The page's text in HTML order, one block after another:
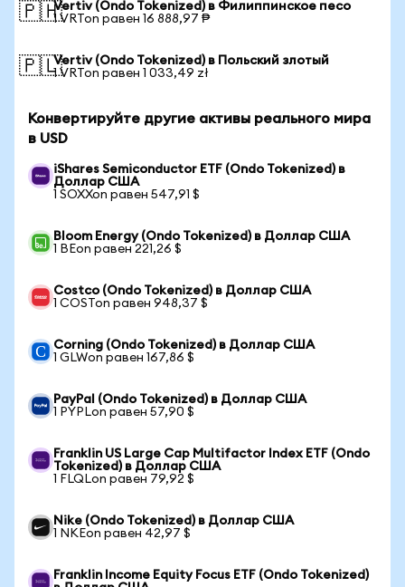
🇵🇭Vertiv (Ondo Tokenized) в Филиппинское песо
1 VRTon равен 16 888,97 ₱
🇵🇱Vertiv (Ondo Tokenized) в Польский злотый
1 VRTon равен 1 033,49 zł
Конвертируйте другие активы реального мира
в USD
iShares Semiconductor ETF (Ondo Tokenized) в
Доллар США
1 SOXXon равен 547,91 $
Bloom Energy (Ondo Tokenized) в Доллар США
1 BEon равен 221,26 $
Costco (Ondo Tokenized) в Доллар США
1 COSTon равен 948,37 $
Corning (Ondo Tokenized) в Доллар США
1 GLWon равен 167,86 $
PayPal (Ondo Tokenized) в Доллар США
1 PYPLon равен 57,90 $
Franklin US Large Cap Multifactor Index ETF (Ondo
Tokenized) в Доллар США
1 FLQLon равен 79,92 $
Nike (Ondo Tokenized) в Доллар США
1 NKEon равен 42,97 $
Franklin Income Equity Focus ETF (Ondo Tokenized)